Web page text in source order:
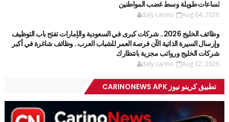
لساعات طويلة وسط غضب المواطنين
daly carino Aug 04, 2026
وظائف الخليج 2026.. شركات كبرى في السعودية والإمارات تفتح باب التوظيف
وإرسال السيرة الذاتية الآن فرصة العمر للشباب العرب.. وظائف شاغرة في أكبر
شركات الخليج ورواتب مجزية بانتظارك
daly carino Aug 02, 2026
تطبيق كرينو نيوز CARINONEWS APK